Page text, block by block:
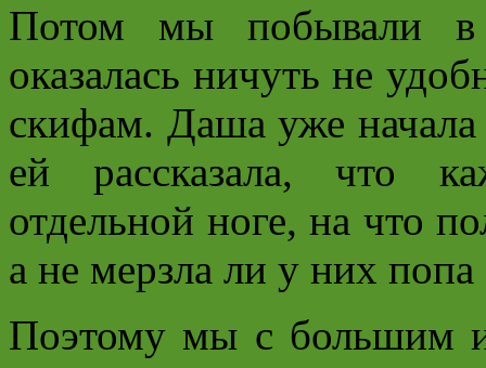
Потом мы побывали
оказалась ничуть не
скифам. Даша уже
ей рассказала, что
отдельной ноге, на что
а не мерзла ли у них
Поэтому мы с большим